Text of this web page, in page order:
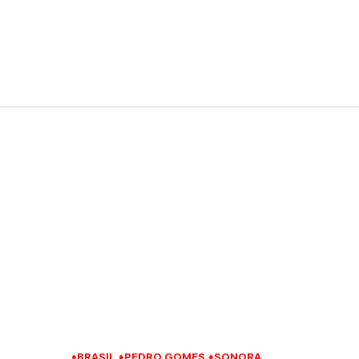
♦BRASIL ♦PEDRO GOMES ♦SONORA